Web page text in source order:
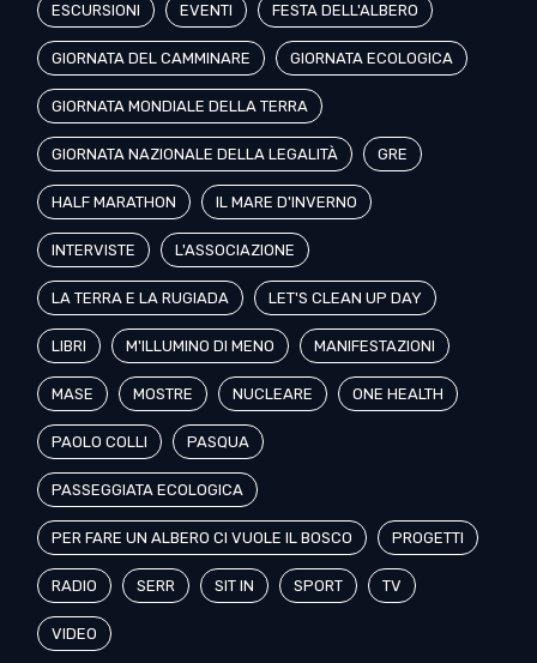
ESCURSIONI EVENTI FESTA DELL'ALBERO
GIORNATA DEL CAMMINARE GIORNATA ECOLOGICA
GIORNATA MONDIALE DELLA TERRA
GIORNATA NAZIONALE DELLA LEGALITÀ GRE
HALF MARATHON IL MARE D'INVERNO
INTERVISTE L'ASSOCIAZIONE
LA TERRA E LA RUGIADA LET'S CLEAN UP DAY
LIBRI M'ILLUMINO DI MENO MANIFESTAZIONI
MASE MOSTRE NUCLEARE ONE HEALTH
PAOLO COLLI PASQUA
PASSEGGIATA ECOLOGICA
PER FARE UN ALBERO CI VUOLE IL BOSCO PROGETTI
RADIO SERR SIT IN SPORT TV
VIDEO